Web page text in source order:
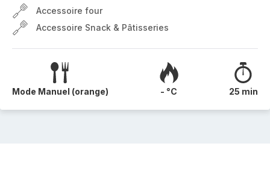
Accessoire four
Accessoire Snack & Pâtisseries
Mode Manuel (orange) - °C 25 min